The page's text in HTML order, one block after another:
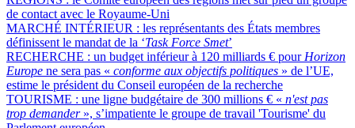
de contact avec le Royaume-Uni
MARCHÉ INTÉRIEUR : les représentants des États membres
définissent le mandat de la ‘Task Force Smet’
RECHERCHE : un budget inférieur à 120 milliards € pour Horizon
Europe ne sera pas « conforme aux objectifs politiques » de l’UE,
estime le président du Conseil européen de la recherche
TOURISME : une ligne budgétaire de 300 millions € « n'est pas
trop demander», s’impatiente le groupe de travail 'Tourisme' du